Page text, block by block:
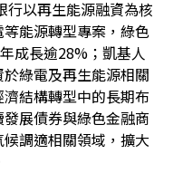
行以再生能源融資為核
能源轉型專案，綠色
成長逾28%；凱基人
綠電及再生能源相關
結構轉型中的長期布
展債券與綠色金融商
調適相關領域，擴大